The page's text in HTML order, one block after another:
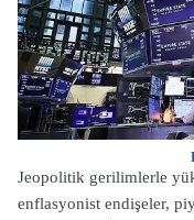
Jeopolitik gerilimlerle
enflasyonist endişeler,